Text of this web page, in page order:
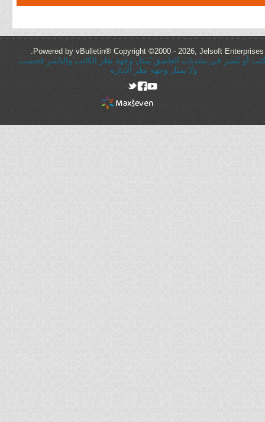
Powered by vBulletin® Copyright ©2000 - 2026, Jelsoft Enterprises
أو يُنشر في منتديات العاشق يُمثل وجهة نظر الكاتب والناشر فحسب،
ولا يمثل وجهه نظر الإدارة